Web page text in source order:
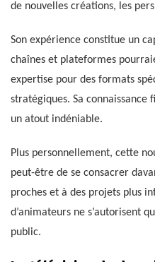
de nouvelles créations, les
Son expérience constitue un
chaînes et plateformes
expertise pour des formats
stratégiques. Sa
un atout indéniable.
Plus personnellement, cette
peut-être de se consacrer
proches et à des projets plus
d’animateurs ne s’autorisent
public.